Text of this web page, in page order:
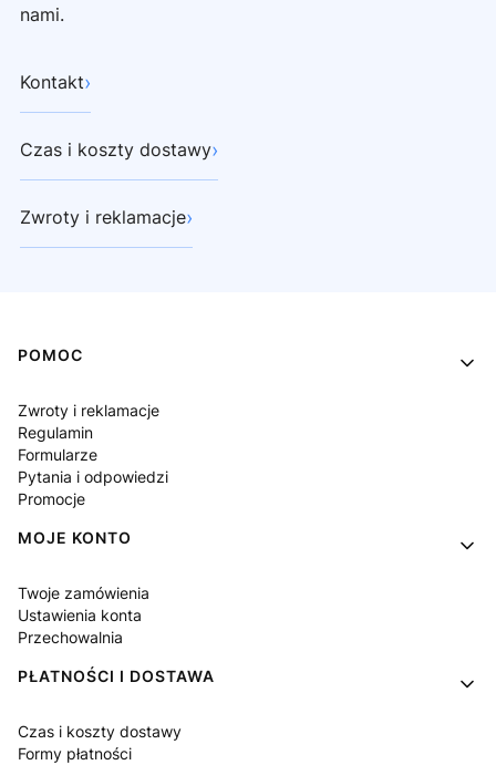
nami.
Kontakt›
Czas i koszty dostawy›
Zwroty i reklamacje›
Linki w stopce
POMOC
Zwroty i reklamacje
Regulamin
Formularze
Pytania i odpowiedzi
Promocje
MOJE KONTO
Twoje zamówienia
Ustawienia konta
Przechowalnia
PŁATNOŚCI I DOSTAWA
Czas i koszty dostawy
Formy płatności